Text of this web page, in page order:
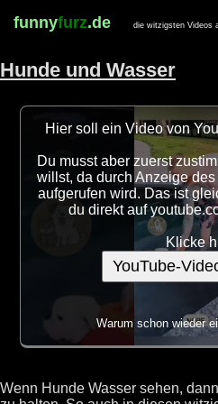
funnyfurz.de die witzigsten Videos
Hunde und Wasser
Hier soll ein Video von
Du musst aber zuerst
willst, da durch Anzeige
aufgerufen wird. Das ist
du direkt auf
Klicke
YouTube-
Warum schon wieder
Wenn Hunde Wasser sehen,